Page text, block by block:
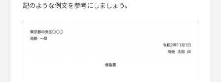
記のような例文を参考にしましょう。